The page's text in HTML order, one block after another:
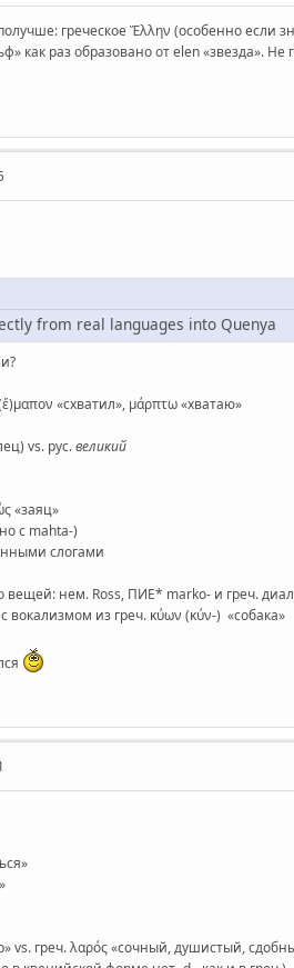
греческое Ἕλλην (особенно если
как раз образовано от elen
from real languages into Quenya
«схватил», μάρπτω «хватаю»
vs. рус.великий
«заяц»
с mahta-)
слогами
нем. Ross, ПИЕ* marko- и греч.
вокализмом из греч. κύων (κύν-) «собака»
vs. греч. λαρός «сочный, душистый,